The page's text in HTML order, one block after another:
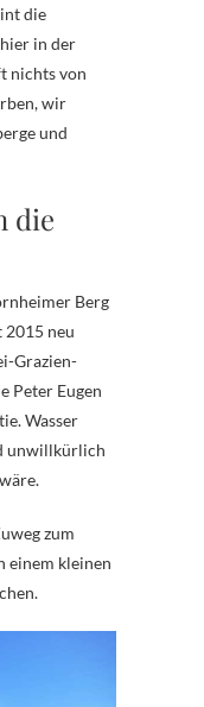
die
in der
nichts von
wir
und
die
Berg
2015 neu
Grazien-
Peter Eugen
Wasser
unwillkürlich
zum
einem kleinen